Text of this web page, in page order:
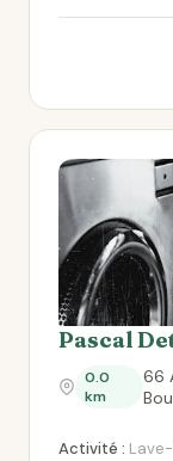
Pascal
0.0
km
66
Activité :